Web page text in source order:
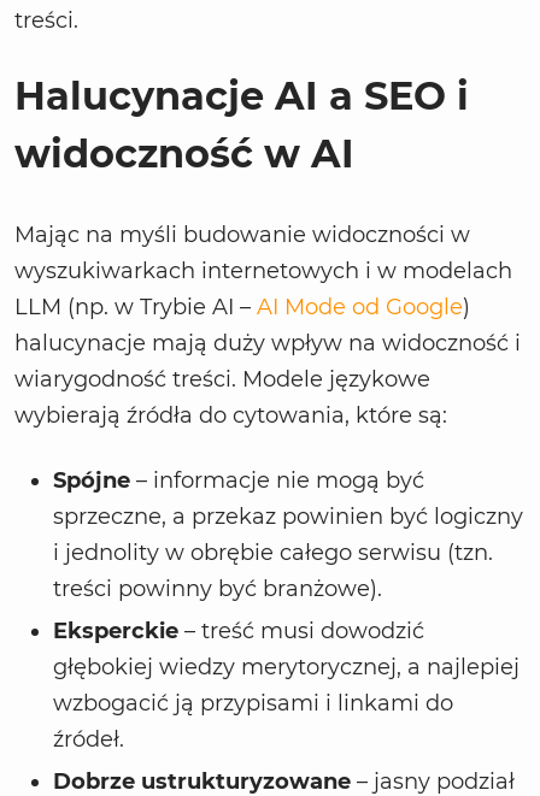
treści.
Halucynacje AI a SEO i
widoczność w AI
Mając na myśli budowanie widoczności w
wyszukiwarkach internetowych i w modelach
LLM (np. w Trybie AI – AI Mode od Google)
halucynacje mają duży wpływ na widoczność i
wiarygodność treści. Modele językowe
wybierają źródła do cytowania, które są:
Spójne – informacje nie mogą być
sprzeczne, a przekaz powinien być logiczny
i jednolity w obrębie całego serwisu (tzn.
treści powinny być branżowe).
Eksperckie – treść musi dowodzić
głębokiej wiedzy merytorycznej, a najlepiej
wzbogacić ją przypisami i linkami do
źródeł.
Dobrze ustrukturyzowane – jasny podział